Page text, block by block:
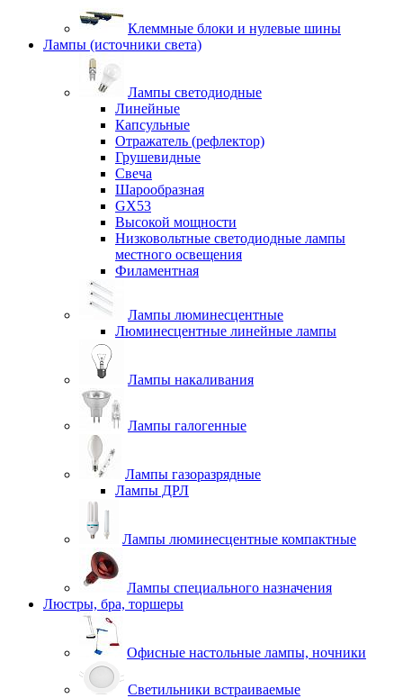
Клеммные блоки и нулевые шины
Лампы (источники света)
Лампы светодиодные
Линейные
Капсульные
Отражатель (рефлектор)
Грушевидные
Свеча
Шарообразная
GX53
Высокой мощности
Низковольтные светодиодные лампы
местного освещения
Филаментная
Лампы люминесцентные
Люминесцентные линейные лампы
Лампы накаливания
Лампы галогенные
Лампы газоразрядные
Лампы ДРЛ
Лампы люминесцентные компактные
Лампы специального назначения
Люстры, бра, торшеры
Офисные настольные лампы, ночники
Светильники встраиваемые